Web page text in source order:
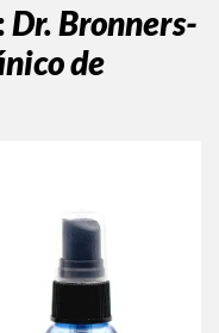
Dr. Bronners-
de